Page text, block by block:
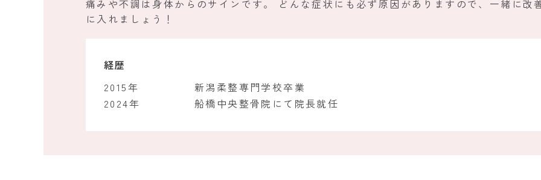
痛みや不調は身体からのサインです。 どんな症状にも必ず原因がありますので、一緒に改
に入れましょう！
経歴
2015年
新潟柔整専門学校卒業
2024年
船橋中央整骨院にて院長就任